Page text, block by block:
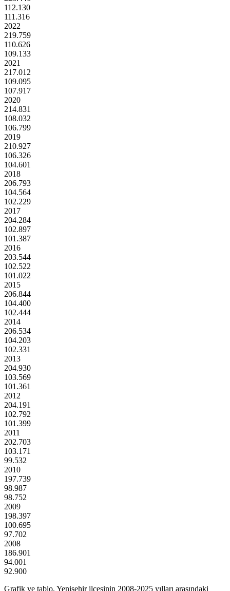
112.130
111.316
2022
219.759
110.626
109.133
2021
217.012
109.095
107.917
2020
214.831
108.032
106.799
2019
210.927
106.326
104.601
2018
206.793
104.564
102.229
2017
204.284
102.897
101.387
2016
203.544
102.522
101.022
2015
206.844
104.400
102.444
2014
206.534
104.203
102.331
2013
204.930
103.569
101.361
2012
204.191
102.792
101.399
2011
202.703
103.171
99.532
2010
197.739
98.987
98.752
2009
198.397
100.695
97.702
2008
186.901
94.001
92.900
Grafik ve tablo, Yenişehirilçesinin 2008-2025 yılları arasındaki